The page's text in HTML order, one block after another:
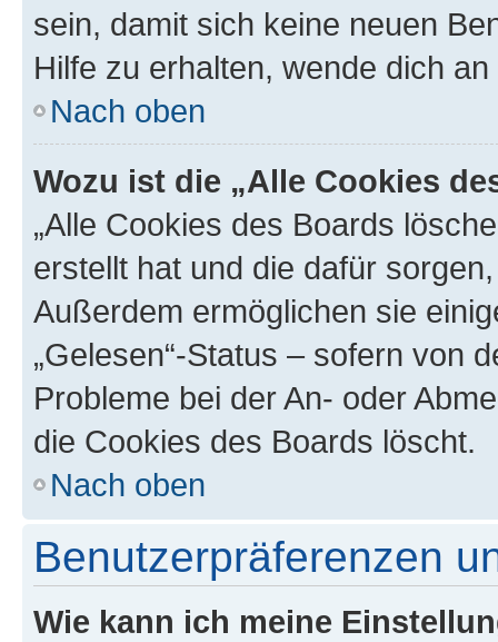
sein, damit sich keine neuen
Hilfe zu erhalten, wende dich
Nach oben
Wozu ist die „Alle Cookies
„Alle Cookies des Boards
erstellt hat und die dafür
Außerdem ermöglichen sie
„Gelesen“-Status – sofern von
Probleme bei der An- oder
die Cookies des Boards löscht.
Nach oben
Benutzerpräferenzen
Wie kann ich meine